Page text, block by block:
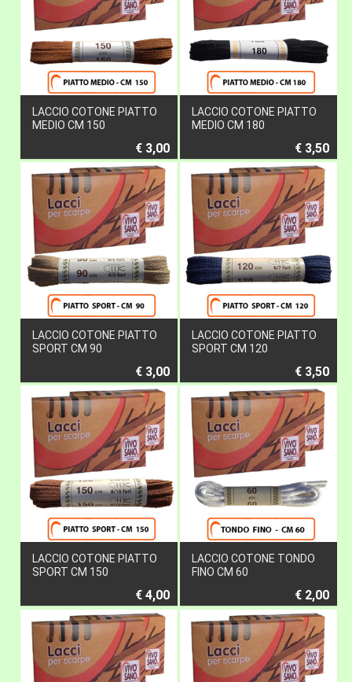
LACCIO COTONE PIATTO
MEDIO CM 150
€ 3,00
LACCIO COTONE PIATTO
MEDIO CM 180
€ 3,50
LACCIO COTONE PIATTO
SPORT CM 90
€ 3,00
LACCIO COTONE PIATTO
SPORT CM 120
€ 3,50
LACCIO COTONE PIATTO
SPORT CM 150
€ 4,00
LACCIO COTONE TONDO
FINO CM 60
€ 2,00